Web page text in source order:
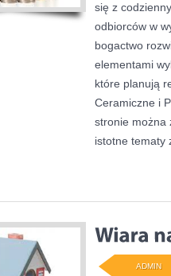
się z
odbiorców w
bogactwo
elementami
które planują
Ceramiczne i
stronie można
istotne tematy
ADMIN